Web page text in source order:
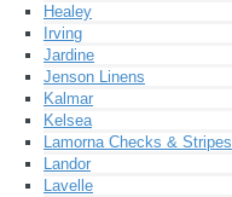
Healey
Irving
Jardine
Jenson Linens
Kalmar
Kelsea
Lamorna Checks & Stripes
Landor
Lavelle